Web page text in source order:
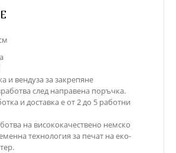
и вендуза за закрепяне
след направена поръчка.
и доставка е от 2 до 5 работни
на висококачествено немско
технология за печат на еко-